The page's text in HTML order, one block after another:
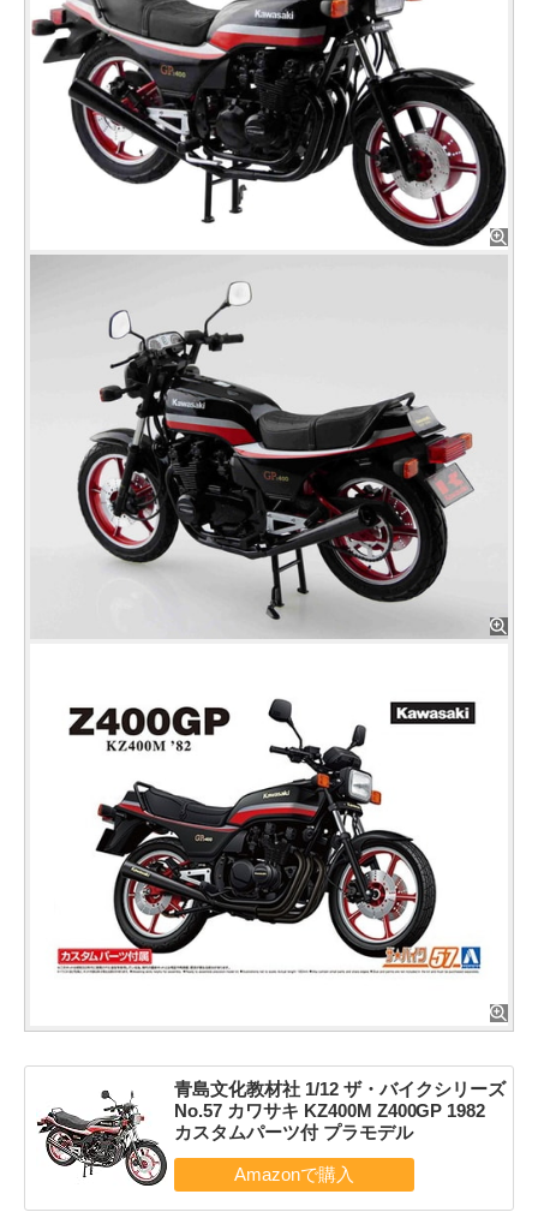
青島文化教材社 1/12 ザ・バイクシリーズ
No.57 カワサキ KZ400M Z400GP 1982
カスタムパーツ付 プラモデル